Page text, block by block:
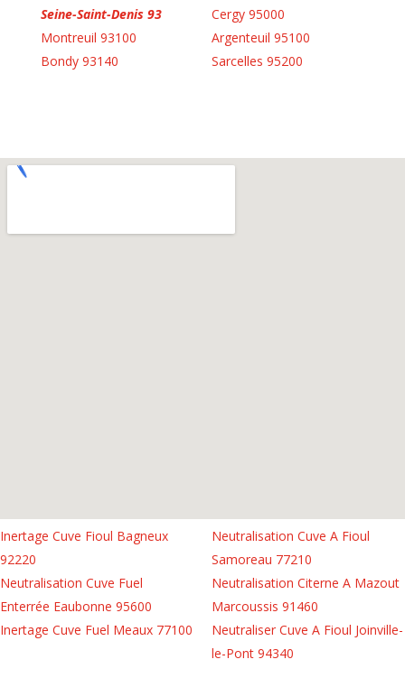
Seine-Saint-Denis 93
Montreuil 93100
Bondy 93140
Cergy 95000
Argenteuil 95100
Sarcelles 95200
Inertage Cuve Fioul Bagneux
92220
Neutralisation Cuve Fuel
Enterrée Eaubonne 95600
Inertage Cuve Fuel Meaux 77100
Neutralisation Cuve A Fioul
Samoreau 77210
Neutralisation Citerne A Mazout
Marcoussis 91460
Neutraliser Cuve A Fioul Joinville-
le-Pont 94340